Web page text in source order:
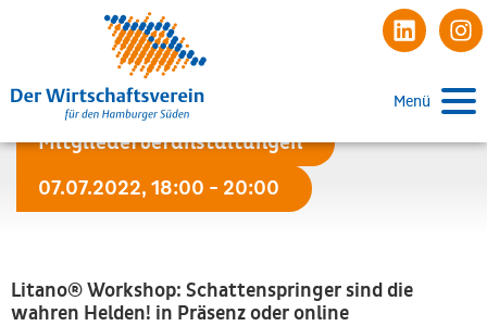
Menü
Mitgliederveranstaltungen
07.07.2022, 18:00 - 20:00
Litano® Workshop: Schattenspringer sind die
wahren Helden! in Präsenz oder online